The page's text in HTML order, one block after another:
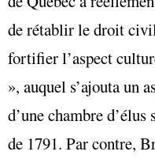
de rétablir le droit
fortifier l’aspect
», auquel s’ajouta un
d’une chambre
de 1791. Par contre,